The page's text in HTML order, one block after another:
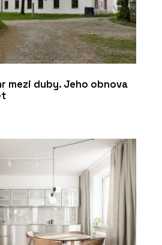
mezi duby. Jeho obnova